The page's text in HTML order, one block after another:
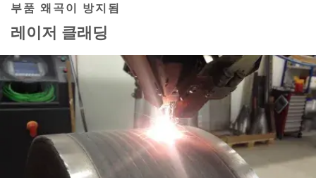
부품 왜곡이 방지됨
레이저 클래딩